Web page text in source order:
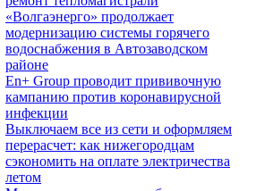
«Волгаэнерго» продолжает
модернизацию системы горячего
водоснабжения в Автозаводском
районе
En+ Group проводит прививочную
кампанию против коронавирусной
инфекции
Выключаем все из сети и оформляем
перерасчет: как нижегородцам
сэкономить на оплате электричества
летом